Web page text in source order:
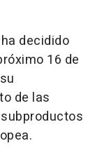
decidido
16 de
de las